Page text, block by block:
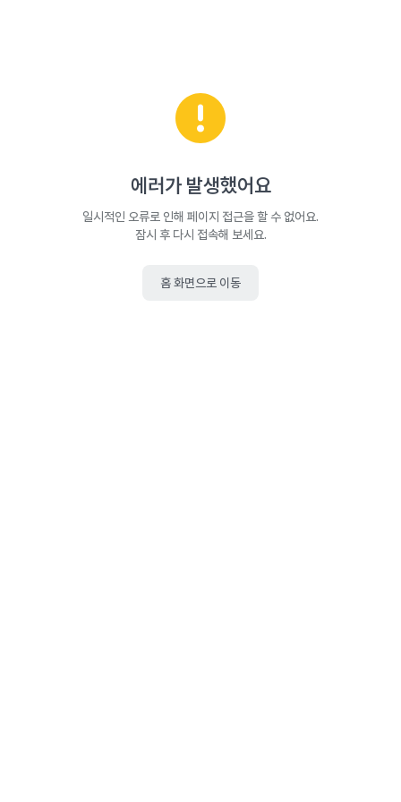
에러가 발생했어요
일시적인 오류로 인해 페이지 접근을 할 수 없어요.
잠시 후 다시 접속해 보세요.
홈 화면으로 이동